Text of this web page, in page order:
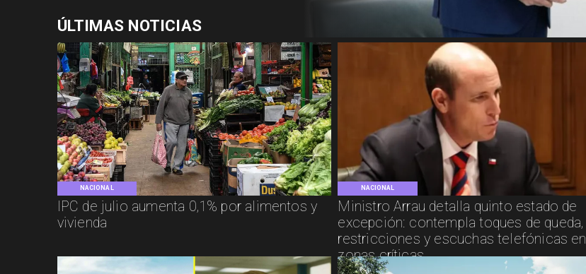
NACIONAL
IPC de julio aumenta 0,1% por alimentos y
vivienda
NACIONAL
Ministro Arrau detalla quinto estado de
excepción: contempla toques de queda,
restricciones y escuchas telefónicas en
zonas críticas
ÚLTIMAS NOTICIAS